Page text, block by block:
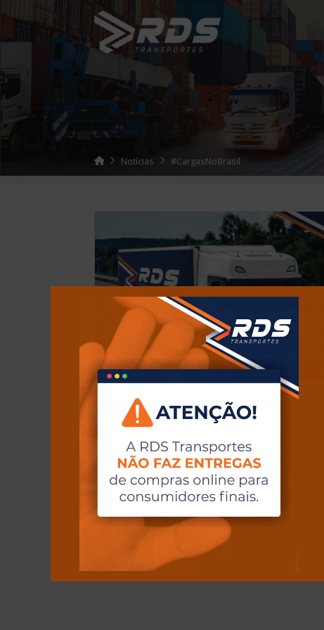
HomeNotícias #CargasNoBrasil
O Crescimento do Transporte Rodoviário
de Cargas no Brasil
O setor de transporte rodoviário de cargas no
Brasil está prestes a se expandir
significativamente nos próximos anos. De
acordo…